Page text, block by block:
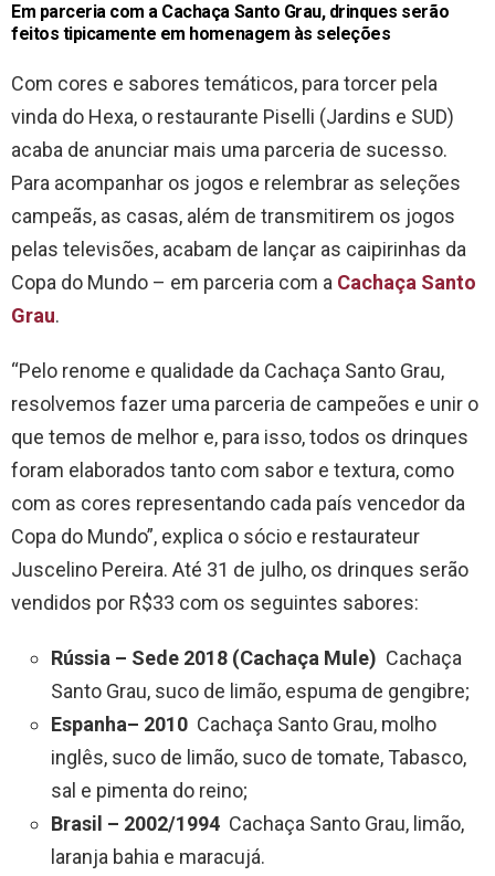
Em parceria com a Cachaça Santo Grau, drinques serão
feitos tipicamente em homenagem às seleções
Com cores e sabores temáticos, para torcer pela
vinda do Hexa, o restaurante Piselli (Jardins e SUD)
acaba de anunciar mais uma parceria de sucesso.
Para acompanhar os jogos e relembrar as seleções
campeãs, as casas, além de transmitirem os jogos
pelas televisões, acabam de lançar as caipirinhas da
Copa do Mundo – em parceria com a Cachaça Santo
Grau.
“Pelo renome e qualidade da Cachaça Santo Grau,
resolvemos fazer uma parceria de campeões e unir o
que temos de melhor e, para isso, todos os drinques
foram elaborados tanto com sabor e textura, como
com as cores representando cada país vencedor da
Copa do Mundo”, explica o sócio e restaurateur
Juscelino Pereira. Até 31 de julho, os drinques serão
vendidos por R$33 com os seguintes sabores:
Rússia – Sede 2018 (Cachaça Mule) Cachaça
Santo Grau, suco de limão, espuma de gengibre;
Espanha– 2010 Cachaça Santo Grau, molho
inglês, suco de limão, suco de tomate, Tabasco,
sal e pimenta do reino;
Brasil – 2002/1994 Cachaça Santo Grau, limão,
laranja bahia e maracujá.